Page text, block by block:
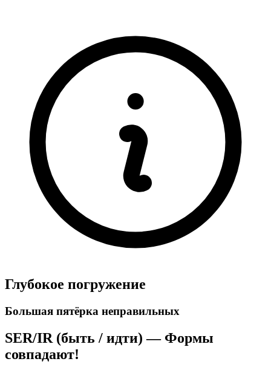
Глубокое погружение
Большая пятёрка неправильных
SER/IR (быть / идти) — Формы
совпадают!